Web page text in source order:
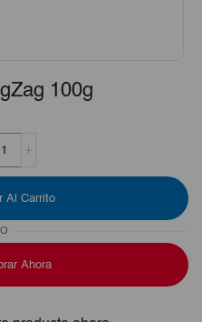
100g
Al Carrito
O
Ahora